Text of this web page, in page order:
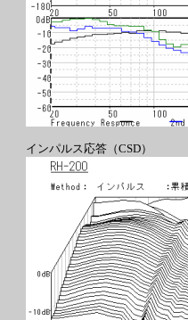
インパルス応答（CSD）